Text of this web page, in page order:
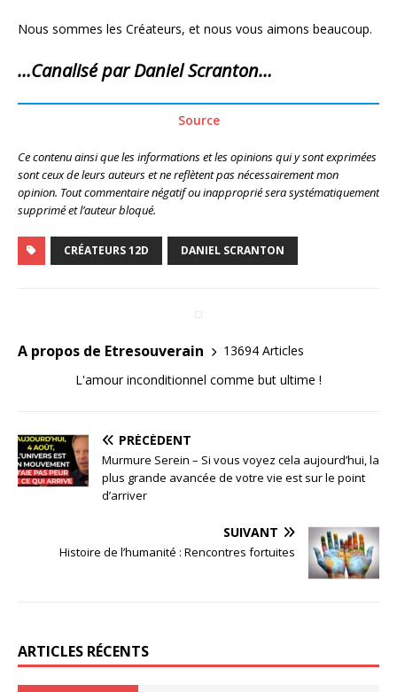
Nous sommes les Créateurs, et nous vous aimons beaucoup.
…Canalisé par Daniel Scranton…
Source
Ce contenu ainsi que les informations et les opinions qui y sont exprimées
sont ceux de leurs auteurs et ne reflètent pas nécessairement mon
opinion. Tout commentaire négatif ou inapproprié sera systématiquement
supprimé et l’auteur bloqué.
CRÉATEURS 12D DANIEL SCRANTON
A propos de Etresouverain
13694 Articles
L'amour inconditionnel comme but ultime !
PRÉCÉDENT
Murmure Serein – Si vous voyez cela aujourd’hui, la
plus grande avancée de votre vie est sur le point
d’arriver
SUIVANT
Histoire de l’humanité : Rencontres fortuites
ARTICLES RÉCENTS